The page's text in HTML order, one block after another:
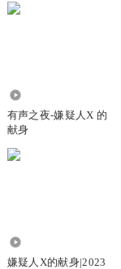
有声之夜-嫌疑人X 的
献身
嫌疑人X的献身|2023